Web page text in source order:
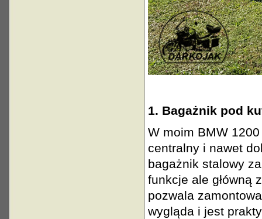
1. Bagażnik pod
W moim BMW
centralny i nawet
bagażnik stalowy
funkcje ale główną
pozwala
wygląda i jest